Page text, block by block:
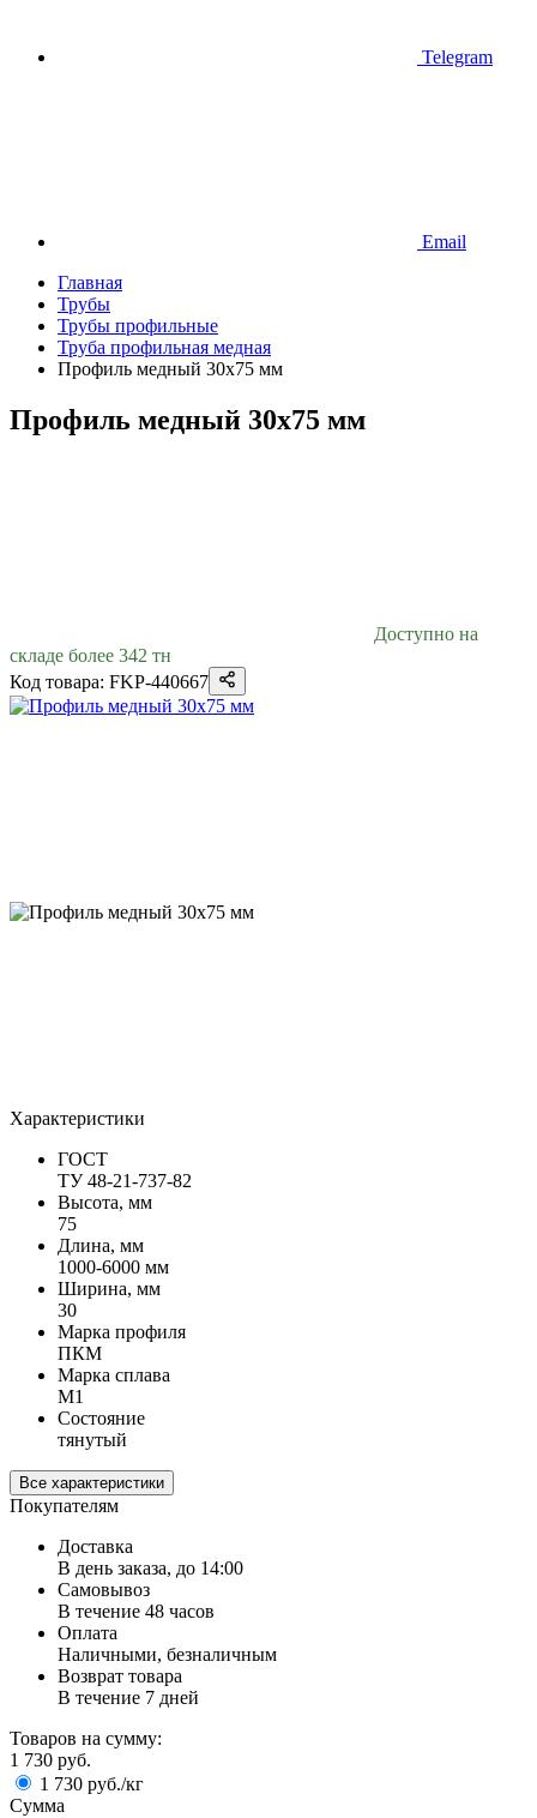
Telegram
Email
Главная
Трубы
Трубы профильные
Труба профильная медная
Профиль медный 30х75 мм
Профиль медный 30х75 мм
Доступно на
складе более 342 тн
Код товара: FKP-440667
Характеристики
ГОСТ
ТУ 48-21-737-82
Высота, мм
75
Длина, мм
1000-6000 мм
Ширина, мм
30
Марка профиля
ПКМ
Марка сплава
М1
Состояние
тянутый
Все характеристики
Покупателям
Доставка
В день заказа, до 14:00
Самовывоз
В течение 48 часов
Оплата
Наличными, безналичным
Возврат товара
В течение 7 дней
Товаров на сумму:
1 730 руб.
1 730 руб./кг
Сумма